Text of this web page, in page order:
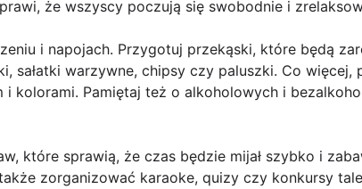
że wszyscy poczują się swobodnie i
i napojach. Przygotuj przekąski, które będą
sałatki warzywne, chipsy czy paluszki. Co
kolorami. Pamiętaj też o alkoholowych i
które sprawią, że czas będzie mijał szybko i
zorganizować karaoke, quizy czy konkursy